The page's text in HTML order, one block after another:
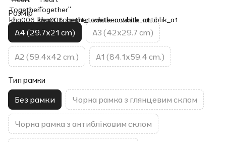
Розмір
A4 (29.7x21 cm) A3 (42x29.7 cm)
A2 (59.4x42 cm.) A1 (84.1x59.4 cm.)
Тип рамки
Без рамки Чорна рамка з глянцевим склом
Чорна рамка з антибліковим склом